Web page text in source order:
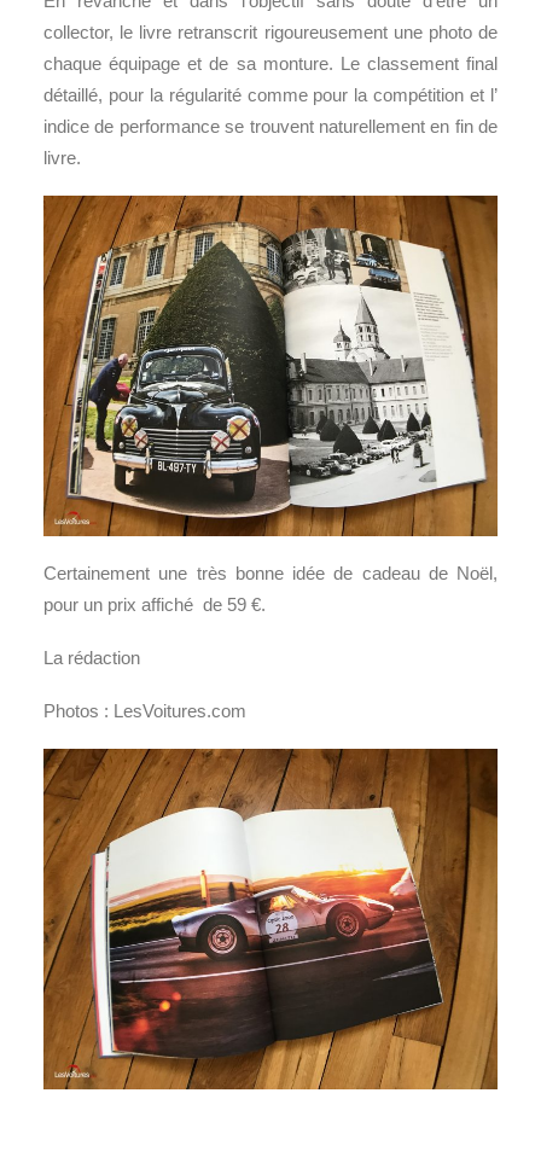
collector, le livre retranscrit rigoureusement une photo de
chaque équipage et de sa monture. Le classement final
détaillé, pour la régularité comme pour la compétition et l’
indice de performance se trouvent naturellement en fin de
livre.
Certainement une très bonne idée de cadeau de Noël,
pour un prix affiché de 59 €.
La rédaction
Photos : LesVoitures.com